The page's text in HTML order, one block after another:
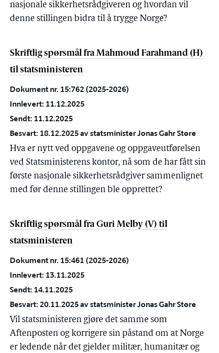
nasjonale sikkerhetsrådgiveren og hvordan vil
denne stillingen bidra til å trygge Norge?
Skriftlig spørsmål fra Mahmoud Farahmand (H)
til statsministeren
Dokument nr. 15:762 (2025-2026)
Innlevert: 11.12.2025
Sendt: 11.12.2025
Besvart: 18.12.2025 av statsminister Jonas Gahr Støre
Hva er nytt ved oppgavene og oppgaveutførelsen
ved Statsministerens kontor, nå som de har fått sin
første nasjonale sikkerhetsrådgiver sammenlignet
med før denne stillingen ble opprettet?
Skriftlig spørsmål fra Guri Melby (V) til
statsministeren
Dokument nr. 15:461 (2025-2026)
Innlevert: 13.11.2025
Sendt: 14.11.2025
Besvart: 20.11.2025 av statsminister Jonas Gahr Støre
Vil statsministeren gjøre det samme som
Aftenposten og korrigere sin påstand om at Norge
er ledende når det gjelder militær, humanitær og